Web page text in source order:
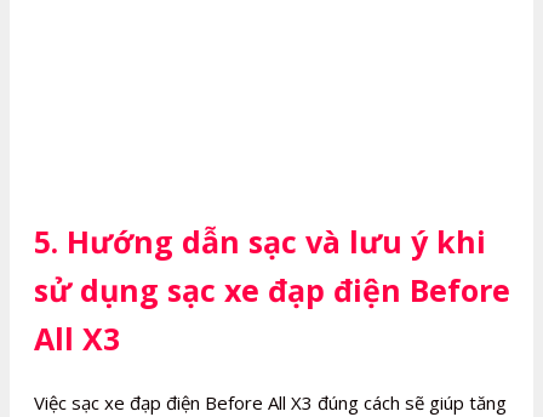
5. Hướng dẫn sạc và lưu ý khi
sử dụng sạc xe đạp điện Before
All X3
Việc sạc xe đạp điện Before All X3 đúng cách sẽ giúp tăng